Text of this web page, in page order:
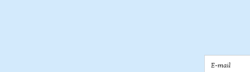
E-mail